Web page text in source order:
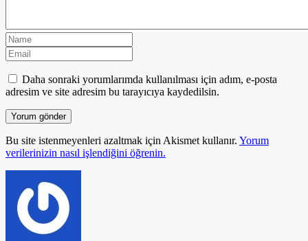
Daha sonraki yorumlarımda kullanılması için adım, e-posta
adresim ve site adresim bu tarayıcıya kaydedilsin.
Bu site istenmeyenleri azaltmak için Akismet kullanır. Yorum
verilerinizin nasıl işlendiğini öğrenin.